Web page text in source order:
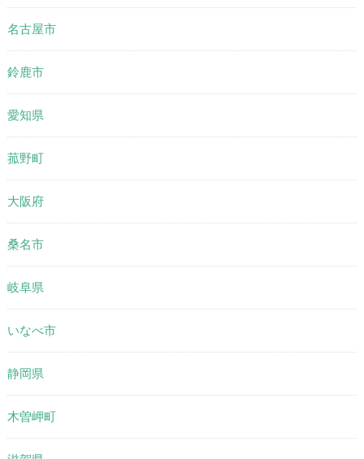
名古屋市
鈴鹿市
愛知県
菰野町
大阪府
桑名市
岐阜県
いなべ市
静岡県
木曽岬町